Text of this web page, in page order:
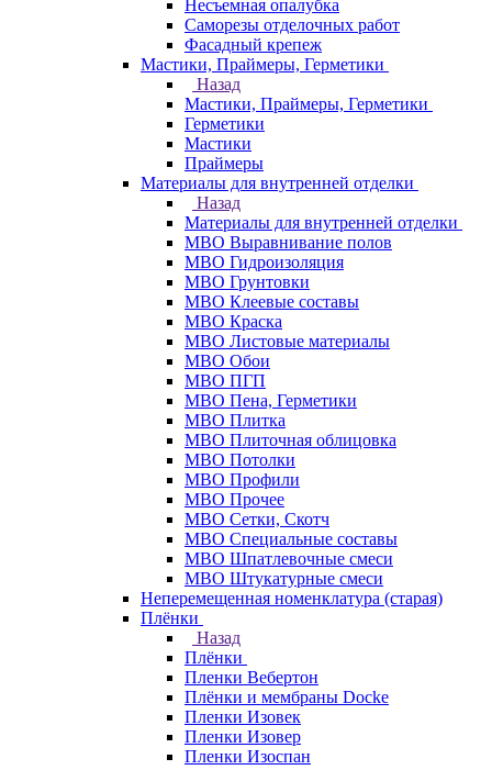
Несъемная опалубка
Саморезы отделочных работ
Фасадный крепеж
Мастики, Праймеры, Герметики
Назад
Мастики, Праймеры, Герметики
Герметики
Мастики
Праймеры
Материалы для внутренней отделки
Назад
Материалы для внутренней отделки
МВО Выравнивание полов
МВО Гидроизоляция
МВО Грунтовки
МВО Клеевые составы
МВО Краска
МВО Листовые материалы
МВО Обои
МВО ПГП
МВО Пена, Герметики
МВО Плитка
МВО Плиточная облицовка
МВО Потолки
МВО Профили
МВО Прочее
МВО Сетки, Скотч
МВО Специальные составы
МВО Шпатлевочные смеси
МВО Штукатурные смеси
Неперемещенная номенклатура (старая)
Плёнки
Назад
Плёнки
Пленки Вебертон
Плёнки и мембраны Docke
Пленки Изовек
Пленки Изовер
Пленки Изоспан